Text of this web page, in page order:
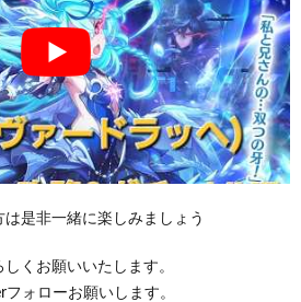
是非一緒に楽しみましょう
くお願いいたします。
ォローお願いします。